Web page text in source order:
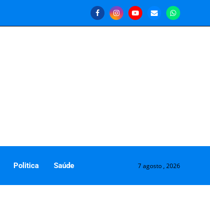
Politica Saúde 7 agosto , 2026